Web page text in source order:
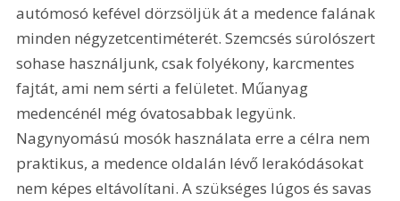
autómosó kefével dörzsöljük át a medence falának
minden négyzetcentiméterét. Szemcsés súrolószert
sohase használjunk, csak folyékony, karcmentes
fajtát, ami nem sérti a felületet. Műanyag
medencénél még óvatosabbak legyünk.
Nagynyomású mosók használata erre a célra nem
praktikus, a medence oldalán lévő lerakódásokat
nem képes eltávolítani. A szükséges lúgos és savas